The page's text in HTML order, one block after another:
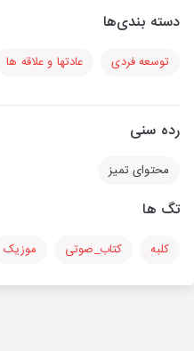
دسته بندی‌ها
توسعه فردی عادتها و علاقه ها
رده سنی
محتوای تمیز
تگ ها
کلبه کتاب_صوتی موزیک